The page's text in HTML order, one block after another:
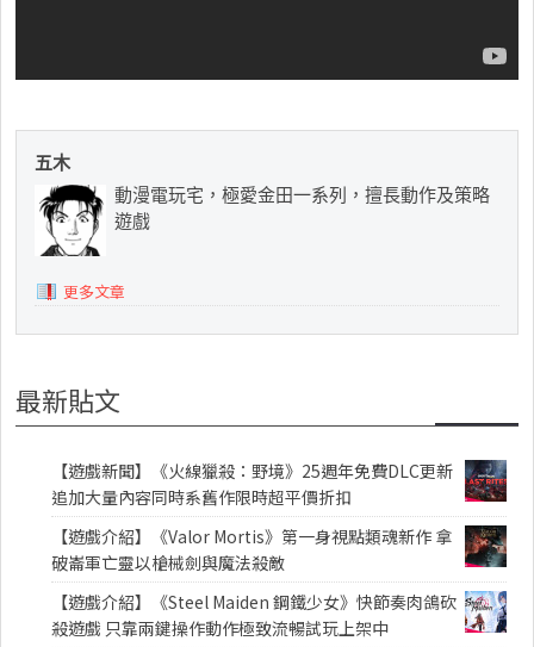
五木
動漫電玩宅，極愛金田一系列，擅長動作及策略
遊戲
更多文章
最新貼文
【遊戲新聞】《火線獵殺：野境》25週年免費DLC更新
追加大量內容同時系舊作限時超平價折扣
【遊戲介紹】《Valor Mortis》第一身視點類魂新作 拿
破崙軍亡靈以槍械劍與魔法殺敵
【遊戲介紹】《Steel Maiden 鋼鐵少女》快節奏肉鴿砍
殺遊戲 只靠兩鍵操作動作極致流暢試玩上架中